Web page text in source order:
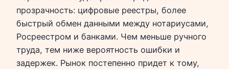
прозрачность: цифровые реестры, более
быстрый обмен данными между нотариусами,
Росреестром и банками. Чем меньше ручного
труда, тем ниже вероятность ошибки и
задержек. Рынок постепенно придет к тому,